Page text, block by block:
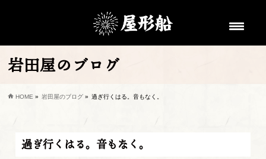
岩田屋のブログ
HOME » 岩田屋のブログ » 過ぎ行くはる。音もなく。
過ぎ行くはる。音もなく。